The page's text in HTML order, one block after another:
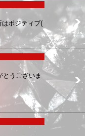
ポジティブ(
うございま